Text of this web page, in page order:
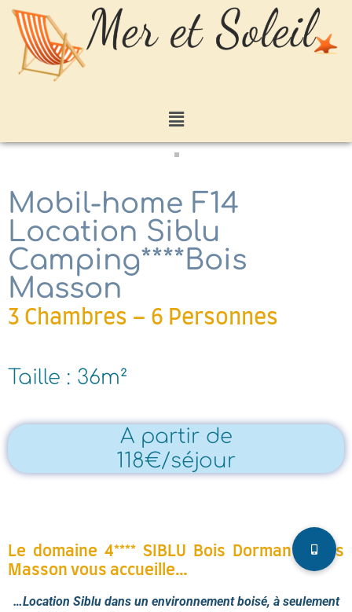
Mobil-home F14
Location Siblu
Camping****Bois
Masson
3 Chambres – 6 Personnes
Taille : 36m²
A partir de
118€/séjour
Le domaine 4**** SIBLU Bois Dormant/ Bois
Masson vous accueille…
…Location Siblu dans un environnement boisé, à seulement